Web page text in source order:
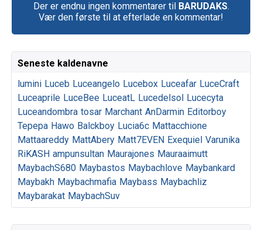
Der er endnu ingen kommentarer til BARUDAKS.
Vær den første til at efterlade en kommentar!
Seneste kaldenavne
lumini Luceb Luceangelo Lucebox Luceafar LuceCraft
Luceaprile LuceBee LuceatL Lucedelsol Lucecyta
Luceandombra tosar Marchant AnDarmin Editorboy
Tepepa Hawo Balckboy Lucia6c Mattacchione
Mattaareddy MattAbery Matt7EVEN Exequiel Varunika
RiKASH ampunsultan Maurajones Mauraaimutt
MaybachS680 Maybastos Maybachlove Maybankard
Maybakh Maybachmafia Maybass Maybachliz
Maybarakat MaybachSuv